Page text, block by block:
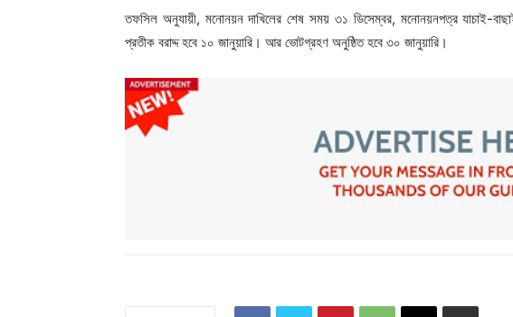
তফসিল অনুযায়ী, মনোনয়ন দাখিলের শেষ সময় ৩১ ডিসেম্বর, মনোনয়নপত্র যাচাই-
প্রতীক বরাদ্দ হবে ১০ জানুয়ারি। আর ভোটগ্রহণ অনুষ্ঠিত হবে ৩০ জানুয়ারি।